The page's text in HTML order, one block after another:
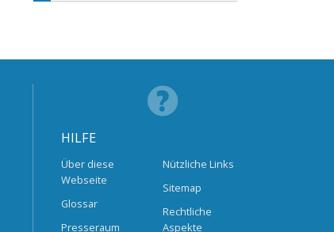
HILFE
Über diese
Webseite
Glossar
Presseraum
Nützliche Links
Sitemap
Rechtliche
Aspekte